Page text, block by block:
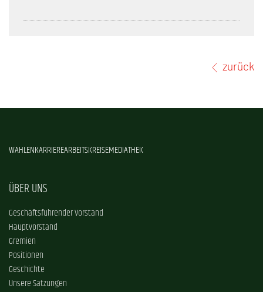
zurück
WAHLENKARRIEREARBEITSKREISEMEDIATHEK
ÜBER UNS
Geschäftsführender Vorstand
Hauptvorstand
Gremien
Positionen
Geschichte
Unsere Satzungen